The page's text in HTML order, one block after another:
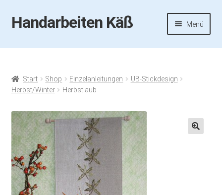
Zur
Navigation
Zum
Inhalt
Handarbeiten Käß Menü
Startseite
Aktuelles
Termine
Handarbeiten-Käß-Shop
Kasse
Start Shop Einzelanleitungen
UB-Stickdesign
Herbst/Winter
Herbstlaub